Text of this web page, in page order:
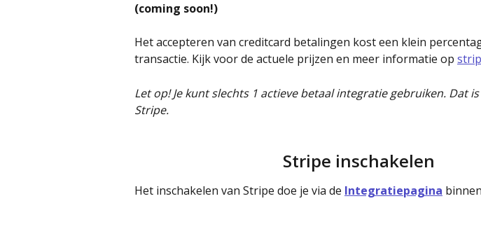
(coming soon!)
Het accepteren van creditcard betalingen kost een klein
transactie. Kijk voor de actuele prijzen en meer informatie op
Let op! Je kunt slechts 1 actieve betaal integratie gebruiken. Dat
Stripe.
Stripe inschakelen
Het inschakelen van Stripe doe je via de Integratiepagina